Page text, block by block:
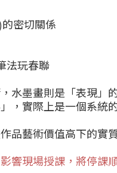
的密切關係
法玩春聯
水墨畫則是「表現」
，實際上是一個系統
品藝術價值高下的實
現場授課，將停課